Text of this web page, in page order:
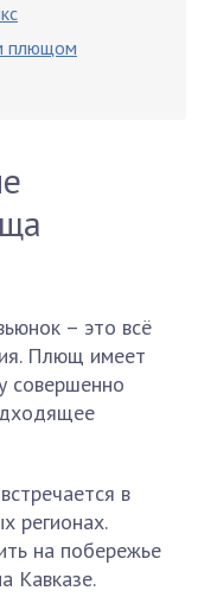
плющом
– это всё
Плющ имеет
совершенно
в
регионах.
на побережье
Кавказе.